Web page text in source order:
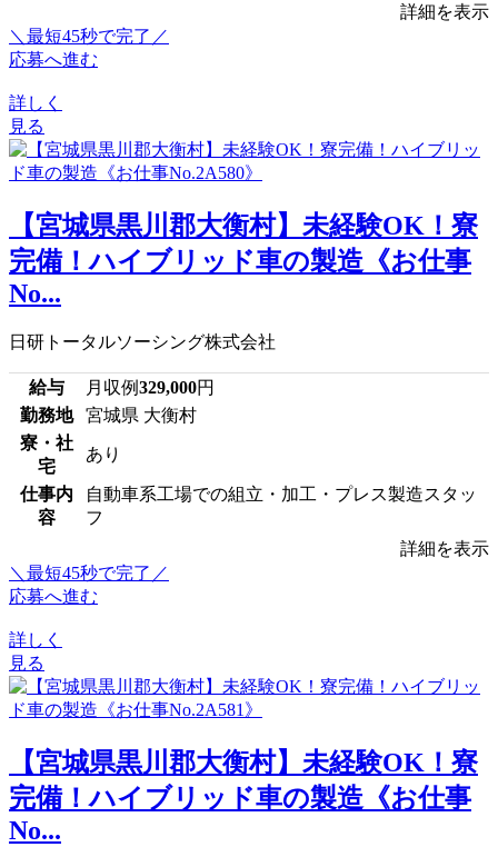
詳細を表示
＼最短45秒で完了／
応募へ進む
詳しく
見る
【宮城県黒川郡大衡村】未経験OK！寮
完備！ハイブリッド車の製造《お仕事
No...
日研トータルソーシング株式会社
給与 月収例329,000円
勤務地
宮城県 大衡村
寮・社
宅
あり
仕事内
容
自動車系工場での組立・加工・プレス製造スタッ
フ
詳細を表示
＼最短45秒で完了／
応募へ進む
詳しく
見る
【宮城県黒川郡大衡村】未経験OK！寮
完備！ハイブリッド車の製造《お仕事
No...